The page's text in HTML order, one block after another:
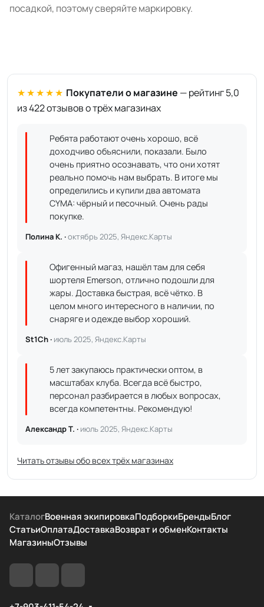
посадкой, поэтому сверяйте маркировку.
★★★★★ Покупатели о магазине — рейтинг 5,0
из 422 отзывов о трёх магазинах
Ребята работают очень хорошо, всё
доходчиво объяснили, показали. Было
очень приятно осознавать, что они хотят
реально помочь нам выбрать. В итоге мы
определились и купили два автомата
CYMA: чёрный и песочный. Очень рады
покупке.
Полина К. ·октябрь 2025, Яндекс.Карты
Офигенный магаз, нашёл там для себя
шортеля Emerson, отлично подошли для
жары. Доставка быстрая, всё чётко. В
целом много интересного в наличии, по
снаряге и одежде выбор хороший.
St1Ch · июль 2025, Яндекс.Карты
5 лет закупаюсь практически оптом, в
масштабах клуба. Всегда всё быстро,
персонал разбирается в любых вопросах,
всегда компетентны. Рекомендую!
Александр Т. · июль 2025, Яндекс.Карты
Читать отзывы обо всех трёх магазинах
КаталогВоенная экипировкаПодборкиБрендыБлог
СтатьиОплатаДоставкаВозврат и обменКонтакты
МагазиныОтзывы